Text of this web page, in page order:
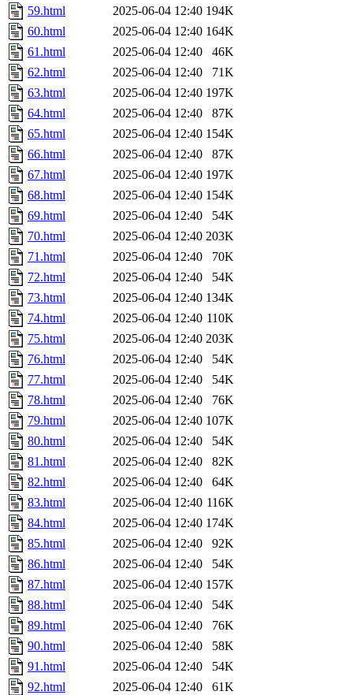
59.html
2025-06-04 12:40 194K
60.html
2025-06-04 12:40 164K
61.html
2025-06-04 12:40
46K
62.html
2025-06-04 12:40
71K
63.html
2025-06-04 12:40 197K
64.html
2025-06-04 12:40
87K
65.html
2025-06-04 12:40 154K
66.html
2025-06-04 12:40
87K
67.html
2025-06-04 12:40 197K
68.html
2025-06-04 12:40 154K
69.html
2025-06-04 12:40
54K
70.html
2025-06-04 12:40 203K
71.html
2025-06-04 12:40
70K
72.html
2025-06-04 12:40
54K
73.html
2025-06-04 12:40 134K
74.html
2025-06-04 12:40 110K
75.html
2025-06-04 12:40 203K
76.html
2025-06-04 12:40
54K
77.html
2025-06-04 12:40
54K
78.html
2025-06-04 12:40
76K
79.html
2025-06-04 12:40 107K
80.html
2025-06-04 12:40
54K
81.html
2025-06-04 12:40
82K
82.html
2025-06-04 12:40
64K
83.html
2025-06-04 12:40 116K
84.html
2025-06-04 12:40 174K
85.html
2025-06-04 12:40
92K
86.html
2025-06-04 12:40
54K
87.html
2025-06-04 12:40 157K
88.html
2025-06-04 12:40
54K
89.html
2025-06-04 12:40
76K
90.html
2025-06-04 12:40
58K
91.html
2025-06-04 12:40
54K
92.html
2025-06-04 12:40
61K